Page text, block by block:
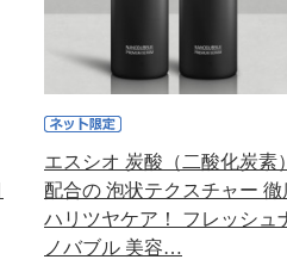
エスシオ 炭酸（二酸化炭素）
配合の 泡状テクスチャー 徹
ハリツヤケア！ フレッシュ
ノバブル 美容…